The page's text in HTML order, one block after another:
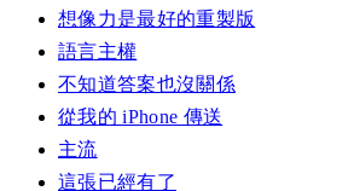
想像力是最好的重製版
語言主權
不知道答案也沒關係
從我的 iPhone 傳送
主流
這張已經有了